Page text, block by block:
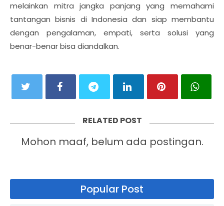
melainkan mitra jangka panjang yang memahami
tantangan bisnis di Indonesia dan siap membantu
dengan pengalaman, empati, serta solusi yang
benar-benar bisa diandalkan.
RELATED POST
Mohon maaf, belum ada postingan.
Popular Post